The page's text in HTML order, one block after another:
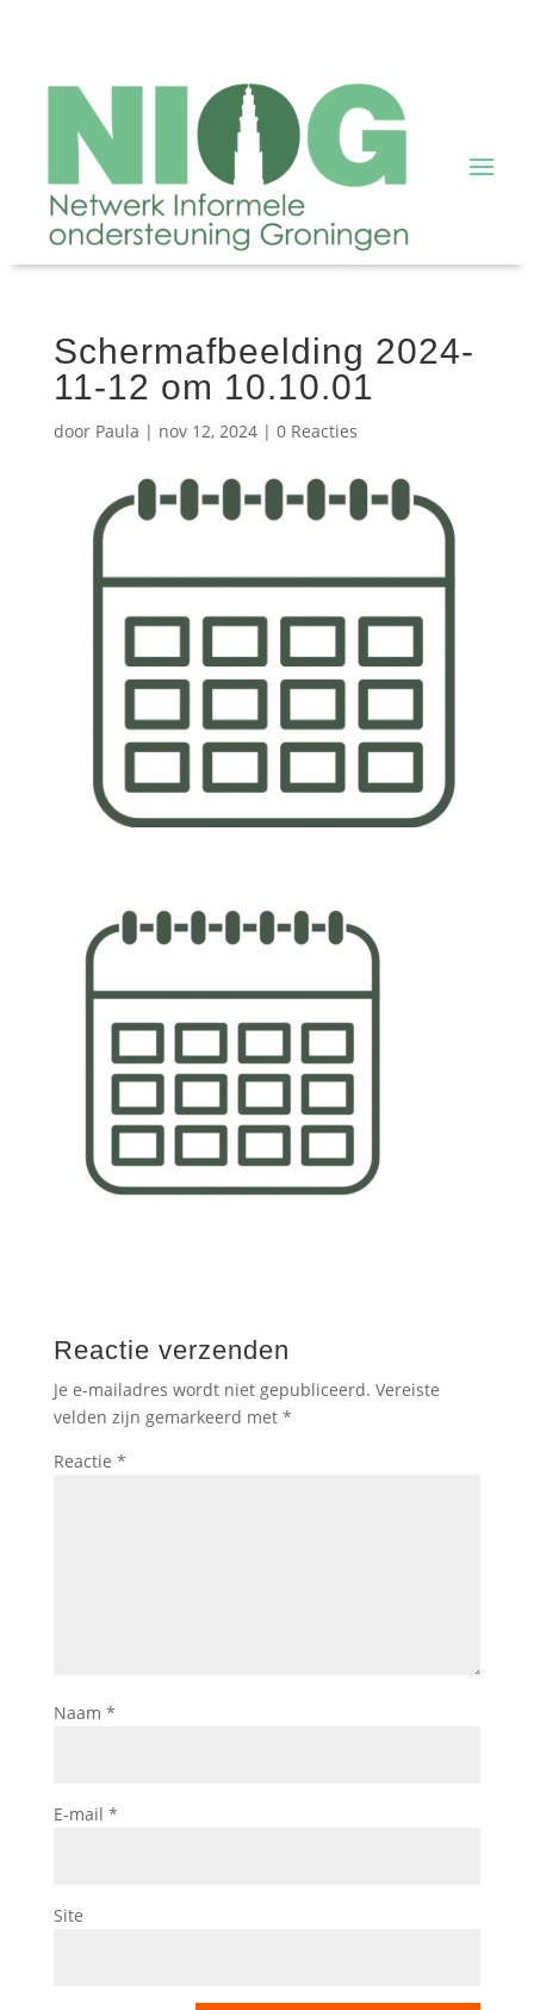
Scherm­afbeelding 2024-
11-12 om 10.10.01
door Paula | nov 12, 2024| 0 Reacties
Reactie verzenden
Je e-mailadres wordt niet gepubliceerd. Vereiste
velden zijn gemarkeerd met *
Reactie *
Naam *
E-mail *
Site